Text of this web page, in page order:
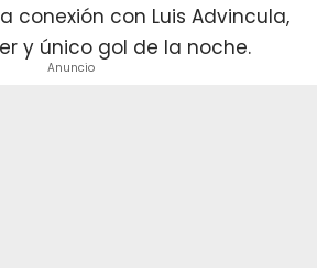
conexión con Luis Advincula,
y único gol de la noche.
Anuncio